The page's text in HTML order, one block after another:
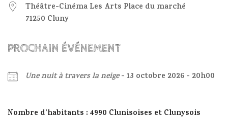
Théâtre-Cinéma Les Arts Place du marché
71250 Cluny
PROCHAIN ÉVÉNEMENT
Une nuit à travers la neige- 13 octobre 2026 - 20h00
Nombre d’habitants : 4990 Clunisoises et Clunysois